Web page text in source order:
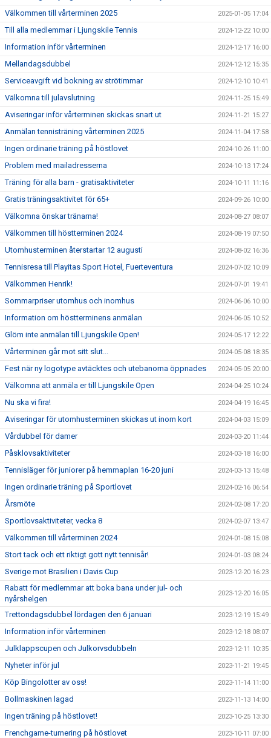
Välkommen till vårterminen 2025 2025-01-05 17:04
Till alla medlemmar i Ljungskile Tennis 2024-12-22 10:00
Information inför vårterminen 2024-12-17 16:00
Mellandagsdubbel 2024-12-12 15:35
Serviceavgift vid bokning av strötimmar 2024-12-10 10:41
Välkomna till julavslutning 2024-11-25 15:49
Aviseringar inför vårterminen skickas snart ut 2024-11-21 15:27
Anmälan tennisträning vårterminen 2025 2024-11-04 17:58
Ingen ordinarie träning på höstlovet 2024-10-26 11:00
Problem med mailadresserna 2024-10-13 17:24
Träning för alla barn - gratisaktiviteter 2024-10-11 11:16
Gratis träningsaktivitet för 65+ 2024-09-26 10:00
Välkomna önskar tränarna! 2024-08-27 08:07
Välkommen till höstterminen 2024 2024-08-19 07:50
Utomhusterminen återstartar 12 augusti 2024-08-02 16:36
Tennisresa till Playitas Sport Hotel, Fuerteventura 2024-07-02 10:09
Välkommen Henrik! 2024-07-01 19:41
Sommarpriser utomhus och inomhus 2024-06-06 10:00
Information om höstterminens anmälan 2024-06-05 10:52
Glöm inte anmälan till Ljungskile Open! 2024-05-17 12:22
Vårterminen går mot sitt slut... 2024-05-08 18:35
Fest när ny logotype avtäcktes och utebanorna öppnades 2024-05-05 20:00
Välkomna att anmäla er till Ljungskile Open 2024-04-25 10:24
Nu ska vi fira! 2024-04-19 16:45
Aviseringar för utomhusterminen skickas ut inom kort 2024-04-03 15:09
Vårdubbel för damer 2024-03-20 11:44
Påsklovsaktiviteter 2024-03-18 16:00
Tennisläger för juniorer på hemmaplan 16-20 juni 2024-03-13 15:48
Ingen ordinarie träning på Sportlovet 2024-02-16 06:54
Årsmöte 2024-02-08 17:20
Sportlovsaktiviteter, vecka 8 2024-02-07 13:47
Välkommen till vårterminen 2024 2024-01-08 15:08
Stort tack och ett riktigt gott nytt tennisår! 2024-01-03 08:24
Sverige mot Brasilien i Davis Cup 2023-12-20 16:23
Rabatt för medlemmar att boka bana under jul- och
nyårshelgen
2023-12-20 16:05
Trettondagsdubbel lördagen den 6 januari 2023-12-19 15:49
Information inför vårterminen 2023-12-18 08:07
Julklappscupen och Julkorvsdubbeln 2023-12-11 10:35
Nyheter inför jul 2023-11-21 19:45
Köp Bingolotter av oss! 2023-11-14 11:00
Bollmaskinen lagad 2023-11-13 14:00
Ingen träning på höstlovet! 2023-10-25 13:30
Frenchgame-turnering på höstlovet 2023-10-11 07:00